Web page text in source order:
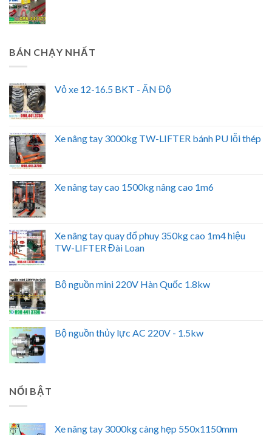
BÁN CHẠY NHẤT
Vỏ xe 12-16.5 BKT - ẤN Độ
Xe nâng tay 3000kg TW-LIFTER bánh PU lỗi thép
Xe nâng tay cao 1500kg nâng cao 1m6
Xe nâng tay quay đổ phuy 350kg cao 1m4 hiệu
TW-LIFTER Đài Loan
Bộ nguồn mini 220V Hàn Quốc 1.8kw
Bộ nguồn thủy lực AC 220V - 1.5kw
NỔI BẬT
Xe nâng tay 3000kg càng hẹp 550x1150mm